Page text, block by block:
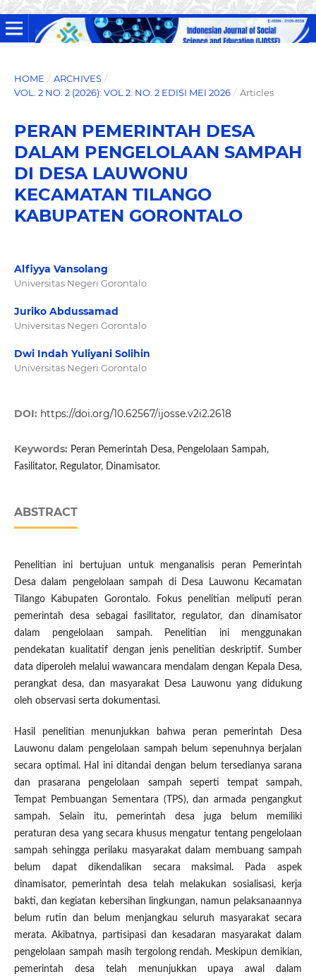
HOME / ARCHIVES /
VOL. 2 NO. 2 (2026): VOL 2. NO. 2 EDISI MEI 2026 / Articles
PERAN PEMERINTAH DESA
DALAM PENGELOLAAN SAMPAH
DI DESA LAUWONU
KECAMATAN TILANGO
KABUPATEN GORONTALO
Alfiyya Vansolang
Universitas Negeri Gorontalo
Juriko Abdussamad
Universitas Negeri Gorontalo
Dwi Indah Yuliyani Solihin
Universitas Negeri Gorontalo
DOI: https://doi.org/10.62567/ijosse.v2i2.2618
Keywords: Peran Pemerintah Desa, Pengelolaan Sampah,
Fasilitator, Regulator, Dinamisator.
ABSTRACT
Penelitian ini bertujuan untuk menganalisis peran Pemerintah
Desa dalam pengelolaan sampah di Desa Lauwonu Kecamatan
Tilango Kabupaten Gorontalo. Fokus penelitian meliputi peran
pemerintah desa sebagai fasilitator, regulator, dan dinamisator
dalam pengelolaan sampah. Penelitian ini menggunakan
pendekatan kualitatif dengan jenis penelitian deskriptif. Sumber
data diperoleh melalui wawancara mendalam dengan Kepala Desa,
perangkat desa, dan masyarakat Desa Lauwonu yang didukung
oleh observasi serta dokumentasi.
Hasil penelitian menunjukkan bahwa peran pemerintah Desa
Lauwonu dalam pengelolaan sampah belum sepenuhnya berjalan
secara optimal. Hal ini ditandai dengan belum tersedianya sarana
dan prasarana pengelolaan sampah seperti tempat sampah,
Tempat Pembuangan Sementara (TPS), dan armada pengangkut
sampah. Selain itu, pemerintah desa juga belum memiliki
peraturan desa yang secara khusus mengatur tentang pengelolaan
sampah sehingga perilaku masyarakat dalam membuang sampah
belum dapat dikendalikan secara maksimal. Pada aspek
dinamisator, pemerintah desa telah melakukan sosialisasi, kerja
bakti, dan kegiatan kebersihan lingkungan, namun pelaksanaannya
belum rutin dan belum menjangkau seluruh masyarakat secara
merata. Akibatnya, partisipasi dan kesadaran masyarakat dalam
pengelolaan sampah masih tergolong rendah. Meskipun demikian,
pemerintah desa telah menunjukkan upaya awal dalam